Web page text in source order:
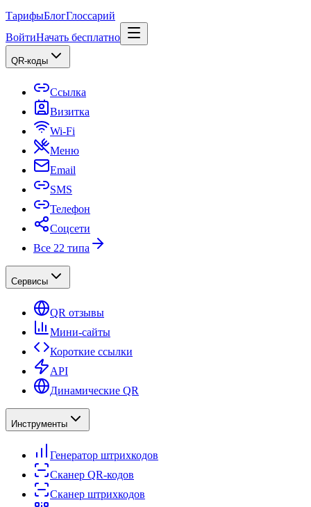
ТарифыБлогГлоссарий
ВойтиНачать бесплатно
QR-коды
Ссылка
Визитка
Wi-Fi
Меню
Email
SMS
Телефон
Соцсети
Все 22 типа
Сервисы
QR отзывы
Мини-сайты
Короткие ссылки
API
Динамические QR
Инструменты
Генератор штрихкодов
Сканер QR-кодов
Сканер штрихкодов